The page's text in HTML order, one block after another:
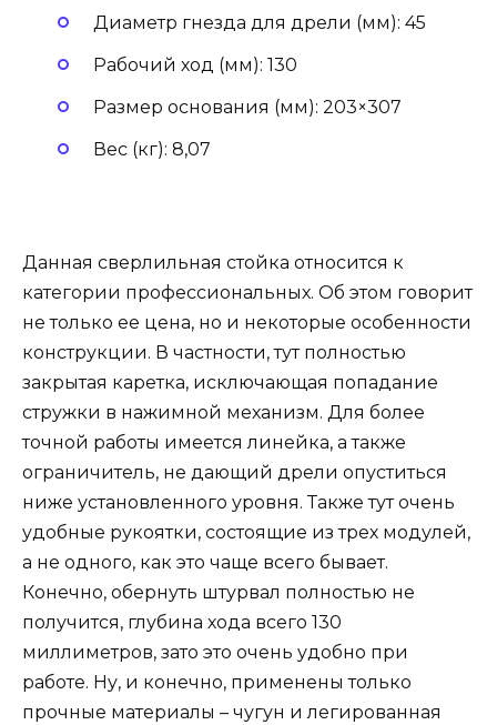
Диаметр гнезда для дрели (мм): 45
Рабочий ход (мм): 130
Размер основания (мм): 203×307
Вес (кг): 8,07
Данная сверлильная стойка относится к
категории профессиональных. Об этом говорит
не только ее цена, но и некоторые особенности
конструкции. В частности, тут полностью
закрытая каретка, исключающая попадание
стружки в нажимной механизм. Для более
точной работы имеется линейка, а также
ограничитель, не дающий дрели опуститься
ниже установленного уровня. Также тут очень
удобные рукоятки, состоящие из трех модулей,
а не одного, как это чаще всего бывает.
Конечно, обернуть штурвал полностью не
получится, глубина хода всего 130
миллиметров, зато это очень удобно при
работе. Ну, и конечно, применены только
прочные материалы – чугун и легированная